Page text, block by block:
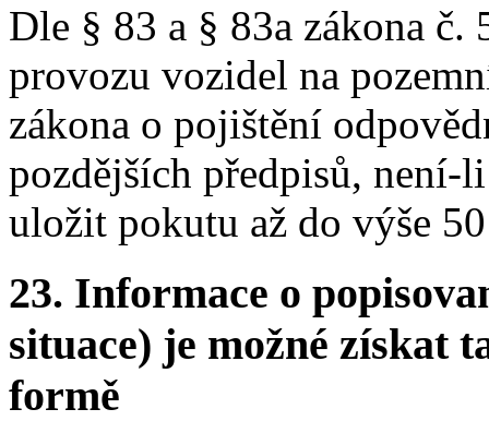
Dle § 83 a § 83a zákona
provozu vozidel na
zákona o pojištění
pozdějších předpisů, není-
uložit pokutu až do výše
23. Informace o
situace) je možné získat
formě